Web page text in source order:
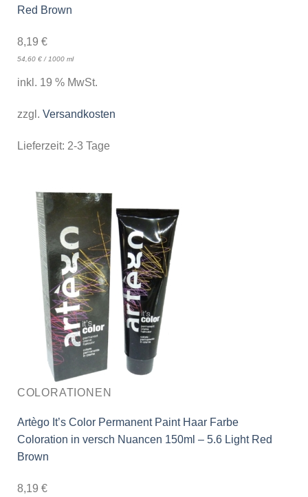
Red Brown
8,19 €
54,60 €/1000 ml
inkl. 19 % MwSt.
zzgl. Versandkosten
Lieferzeit: 2-3 Tage
COLORATIONEN
Artègo It’s Color Permanent Paint Haar Farbe
Coloration in versch Nuancen 150ml – 5.6 Light Red
Brown
8,19 €